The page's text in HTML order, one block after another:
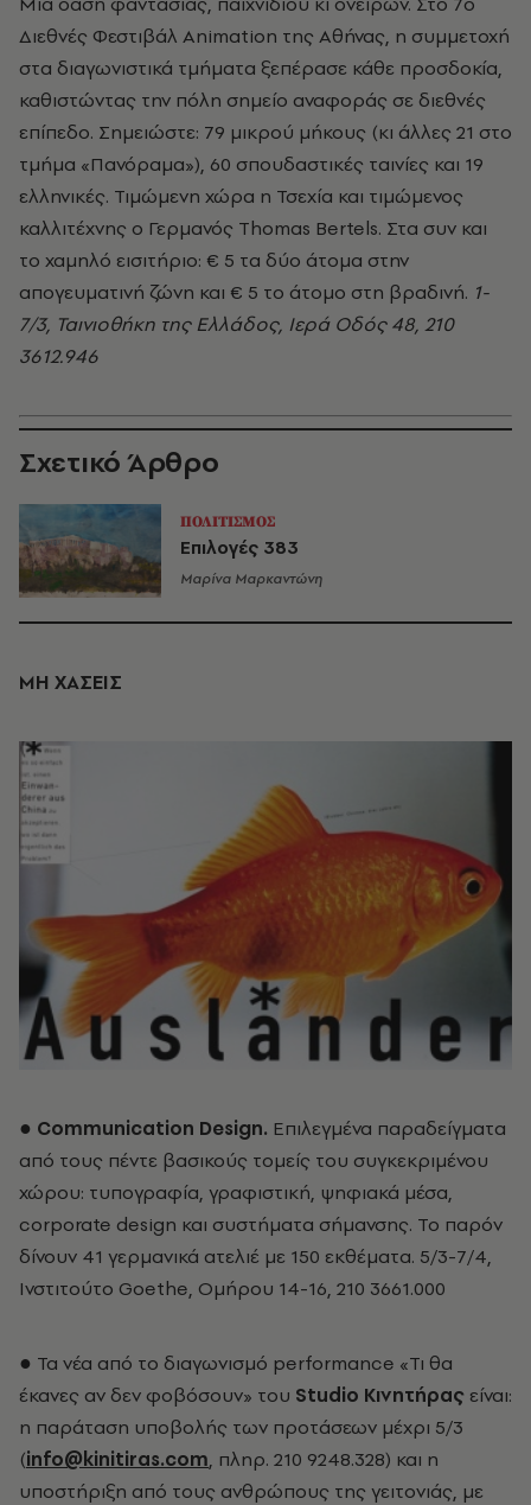
Διεθνές Φεστιβάλ Animation της Αθήνας, η συμμετοχή
στα διαγωνιστικά τμήματα ξεπέρασε κάθε προσδοκία,
καθιστώντας την πόλη σημείο αναφοράς σε διεθνές
επίπεδο. Σημειώστε: 79 μικρού μήκους (κι άλλες 21 στο
τμήμα «Πανόραμα»), 60 σπουδαστικές ταινίες και 19
ελληνικές. Τιμώμενη χώρα η Τσεχία και τιμώμενος
καλλιτέχνης ο Γερμανός Thomas Bertels. Στα συν και
το χαμηλό εισιτήριο: € 5 τα δύο άτομα στην
απογευματινή ζώνη και € 5 το άτομο στη βραδινή. 1-
7/3, Ταινιοθήκη της Ελλάδος, Ιερά Οδός 48, 210
3612.946
Σχετικό Άρθρο
ΠΟΛΙΤΙΣΜΟΣ
Eπιλογές 383
Μαρίνα Μαρκαντώνη
ΜΗ ΧΑΣΕΙΣ
● Communication Design. Επιλεγμένα παραδείγματα
από τους πέντε βασικούς τομείς του συγκεκριμένου
χώρου: τυπογραφία, γραφιστική, ψηφιακά μέσα,
corporate design και συστήματα σήμανσης. Το παρόν
δίνουν 41 γερμανικά ατελιέ με 150 εκθέματα. 5/3-7/4,
Ινστιτούτο Goethe, Ομήρου 14-16, 210 3661.000
● Τα νέα από το διαγωνισμό performance «Τι θα
έκανες αν δεν φοβόσουν» του Studio Κινητήρας είναι:
η παράταση υποβολής των προτάσεων μέχρι 5/3
(info@kinitiras.com, πληρ. 210 9248.328) και η
υποστήριξη από τους ανθρώπους της γειτονιάς, με